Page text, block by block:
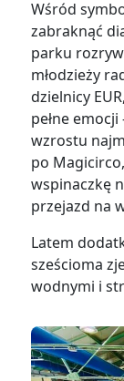
Wśród
zabraknąć
parku
młodzieży
dzielnicy
pełne
wzrostu
po
wspinaczkę
przejazd na
Latem
sześcioma
wodnymi i